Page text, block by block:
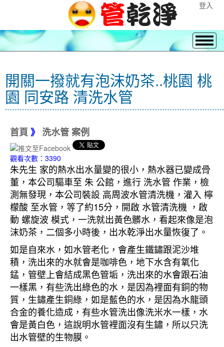
登入
開關一撥就有泡沫奶茶..桃園 桃
園 同安路 清洗水管
首頁 》 洗水管 案例
觀看次數：3390
朱先生 家的熱水出水量變的很小，熱水器已變成骨
董，本公司驅車至 朱 公館，進行 洗水管 作業，檢
測無發現，本公司裝設 高周波水管清洗機，灌入 檸
檬酸 至水管，等了約15分，開啟 水管清洗機 ，啟
動 螺旋波 模式，一洗就出黃色髒水，看起來像是泡
沫奶茶，二個多小時後，出水乾淨出水量恢復了。
如是自來水，如水管老化，會產生鐵鏽跟泥沙堆
積，洗出來的水就會是咖啡色，地下水含有氧化
錳，管壁上會結成黑色管垢，洗出來的水會跟石油
一樣黑，有些洗出綠色的水，是因為裡面有銅的物
質，生鏽產生銅綠，如是藍色的水，是因為水龍頭
合金的養化造成，有些水管洗出像洗米水一樣，水
會是黃白色，這說明水管裡面沒有生鏽，所以只洗
出水管壁的生物膜。